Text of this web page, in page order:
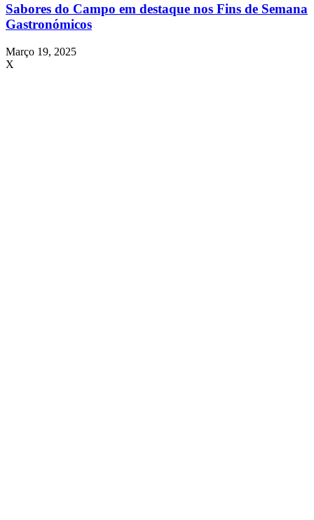
Sabores do Campo em destaque nos Fins de Semana
Gastronómicos
Março 19, 2025
X